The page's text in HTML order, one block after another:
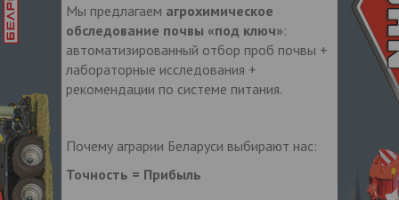
Мы предлагаем агрохимическое
обследование почвы «под ключ»:
автоматизированный отбор проб почвы +
лабораторные исследования +
рекомендации по системе питания.
Почему аграрии Беларуси выбирают нас:
Точность = Прибыль